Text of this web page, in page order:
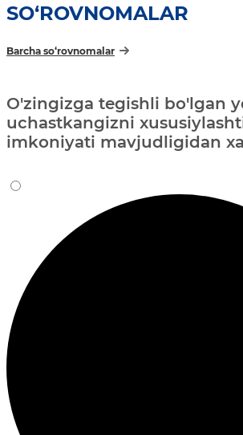
SO‘ROVNOMALAR
Barcha so‘rovnomalar
O'zingizga tegishli bo'lgan
uchastkangizni
imkoniyati mavjudligidan